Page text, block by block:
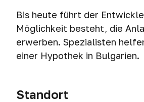
Bis heute führt der
Möglichkeit besteht, die
erwerben. Spezialisten
einer Hypothek in Bulgarien.
Standort